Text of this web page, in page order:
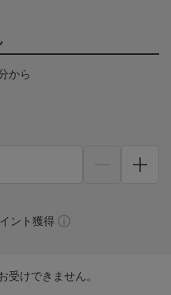
から
ント獲得
けできません。